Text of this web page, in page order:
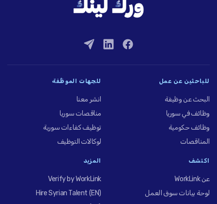
للباحثين عن عمل
البحث عن وظيفة
وظائف في سوريا
وظائف حكومية
المناقصات
للجهات الموظِّفة
انشر معنا
مناقصات سوريا
توظيف كفاءات سورية
لوكالات التوظيف
اكتشف
عن WorkLink
لوحة بيانات سوق العمل
المزيد
Verify by WorkLink
Hire Syrian Talent (EN)